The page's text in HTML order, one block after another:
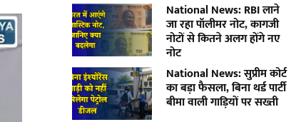
National News: RBI लाने
जा रहा पॉलीमर नोट, कागजी
नोटों से कितने अलग होंगे नए
नोट
National News: सुप्रीम कोर्ट
का बड़ा फैसला, बिना थर्ड पार्टी
बीमा वाली गाड़ियों पर सख्ती